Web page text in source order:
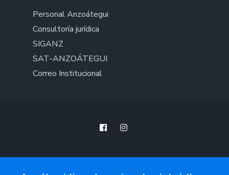
Personal Anzoátegui
Consultoría jurídica
SIGANZ
SAT-ANZOÁTEGUI
Correo Institucional